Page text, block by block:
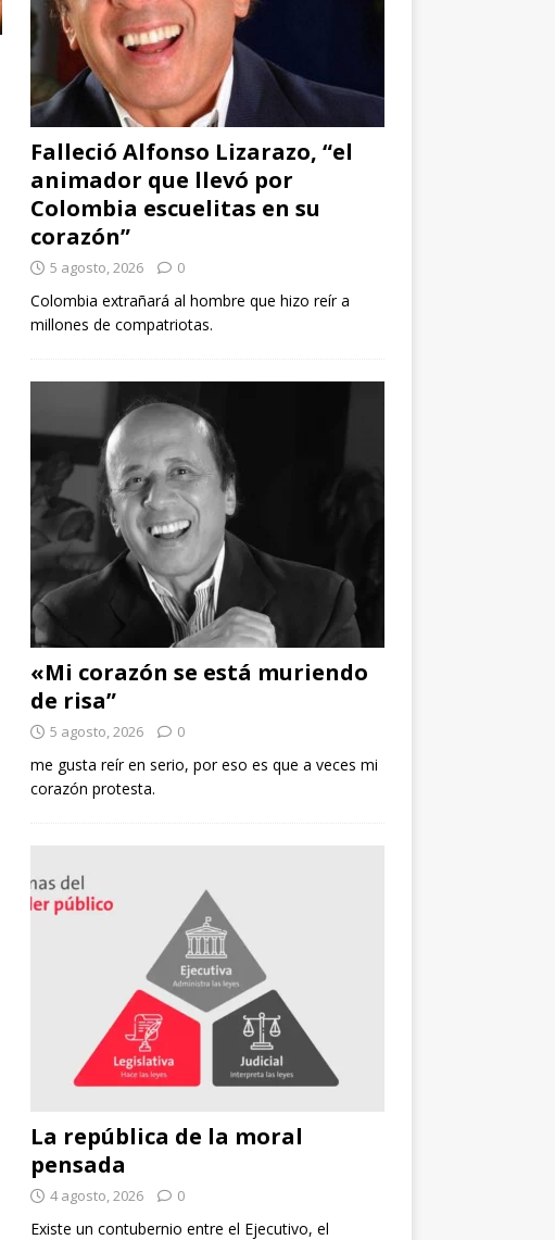
Falleció Alfonso Lizarazo, “el
animador que llevó por
Colombia escuelitas en su
corazón”
5 agosto, 2026 0
Colombia extrañará al hombre que hizo reír a
millones de compatriotas.
«Mi corazón se está muriendo
de risa”
5 agosto, 2026 0
me gusta reír en serio, por eso es que a veces mi
corazón protesta.
La república de la moral
pensada
4 agosto, 2026 0
Existe un contubernio entre el Ejecutivo, el